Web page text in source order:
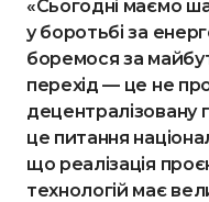
«Сьогодні маємо
у боротьбі за
боремося за
перехід — це не
децентралізовану
це питання
що реалізація
технологій має